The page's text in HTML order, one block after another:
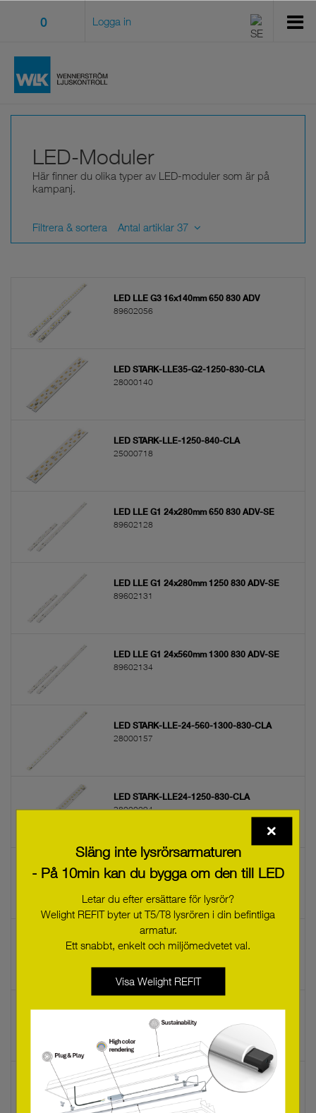
0 Logga in
LED-Moduler
Här finner du olika typer av LED-moduler som är på
kampanj.
Filtrera & sortera Antal artiklar 37
LED LLE G3 16x140mm 650 830 ADV
89602056
LED STARK-LLE35-G2-1250-830-CLA
28000140
LED STARK-LLE-1250-840-CLA
25000718
LED LLE G1 24x280mm 650 830 ADV-SE
89602128
LED LLE G1 24x280mm 1250 830 ADV-SE
89602131
LED LLE G1 24x560mm 1300 830 ADV-SE
89602134
LED STARK-LLE-24-560-1300-830-CLA
28000157
LED STARK-LLE24-1250-830-CLA
28000094
LED STARK-LLE-G3-24-560-1300-830-CLA
28000398
89602132
LED LLE G1 24x560mm 2400 840 ADV-SE
89602138
LED LLE G1 24x560mm 1300 865 SNC
89602115
Släng inte lysrörsarmaturen
- På 10min kan du bygga om den till LED
Letar du efter ersättare för lysrör?
Welight REFIT byter ut T5/T8 lysrören i din befintliga
armatur.
Ett snabbt, enkelt och miljömedvetet val.
Visa Welight REFIT